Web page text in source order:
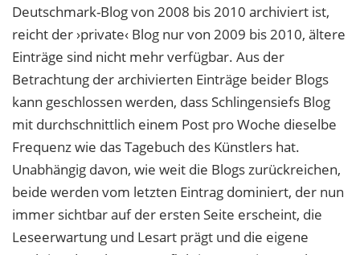
Deutschmark-Blog von 2008 bis 2010 archiviert ist,
reicht der ›private‹ Blog nur von 2009 bis 2010, ältere
Einträge sind nicht mehr verfügbar. Aus der
Betrachtung der archivierten Einträge beider Blogs
kann geschlossen werden, dass Schlingensiefs Blog
mit durchschnittlich einem Post pro Woche dieselbe
Frequenz wie das Tagebuch des Künstlers hat.
Unabhängig davon, wie weit die Blogs zurückreichen,
beide werden vom letzten Eintrag dominiert, der nun
immer sichtbar auf der ersten Seite erscheint, die
Leseerwartung und Lesart prägt und die eigene